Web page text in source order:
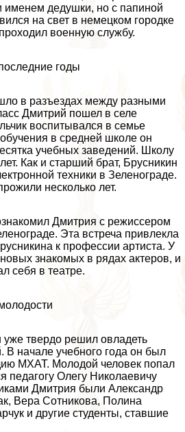
именем дедушки, но с папиной
на свет в немецком городке
военную службу.
годы
в разъездах между разными
Дмитрий пошел в селе
воспитывался в семье
в средней школе он
учебных заведений. Школу
Как и старший брат, Брусникин
техники в Зеленограде.
несколько лет.
Дмитрия с режиссером
Эта встреча привлекла
к профессии артиста. У
знакомых в рядах актеров, и
себя в театре.
уже твердо решил овладеть
В начале учебного года он был
МХАТ. Молодой человек попал
педагогу Олегу Николаевичу
Дмитрия были Александр
Вера Сотникова, Полина
и другие студенты, ставшие